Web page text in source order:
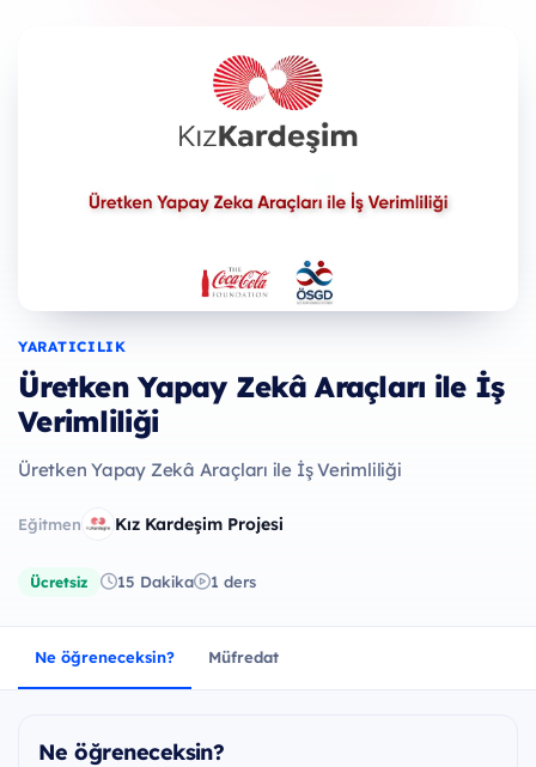
YARATICILIK
Üretken Yapay Zekâ Araçları ile İş
Verimliliği
Üretken Yapay Zekâ Araçları ile İş Verimliliği
Eğitmen Kız Kardeşim Projesi
Ücretsiz 15 Dakika 1 ders
Ne öğreneceksin? Müfredat
Ne öğreneceksin?